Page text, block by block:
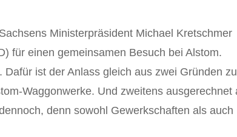
Ministerpräsident Michael Kretschmer
für einen gemeinsamen Besuch bei Alstom.
ist der Anlass gleich aus zwei Gründen zu
Waggonwerke. Und zweitens ausgerechnet
denn sowohl Gewerkschaften als auch